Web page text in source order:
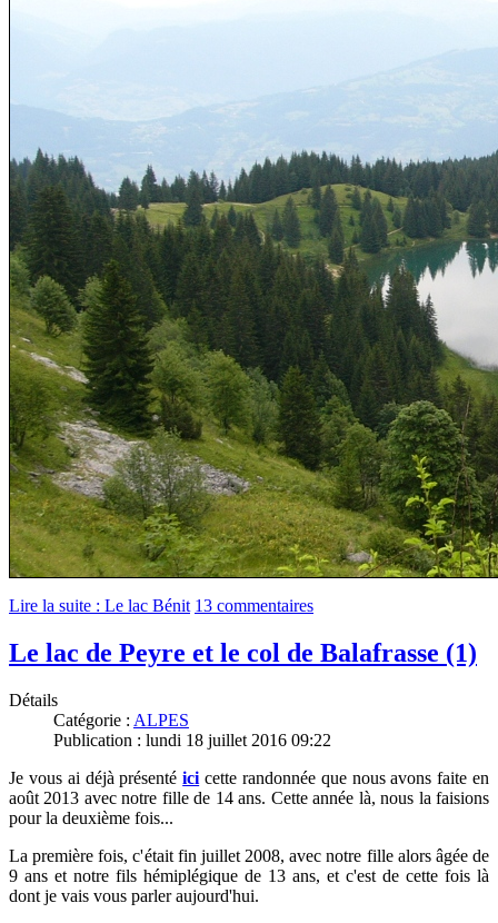
Lire la suite : Le lac Bénit 13 commentaires
Le lac de Peyre et le col de Balafrasse (1)
Détails
Catégorie : ALPES
Publication : lundi 18 juillet 2016 09:22
Je vous ai déjà présentéici cette randonnée que nous avons faite en
août 2013 avec notre fille de 14 ans. Cette année là, nous la faisions
pour la deuxième fois...
La première fois, c'était fin juillet 2008, avec notre fille alors âgée de
9 ans et notre fils hémiplégique de 13 ans, et c'est de cette fois là
dont je vais vous parler aujourd'hui.